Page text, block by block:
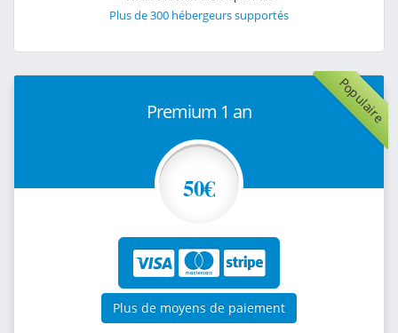
Plus de 300 hébergeurs supportés
Populaire
Premium 1 an
50€
Plus de moyens de paiement